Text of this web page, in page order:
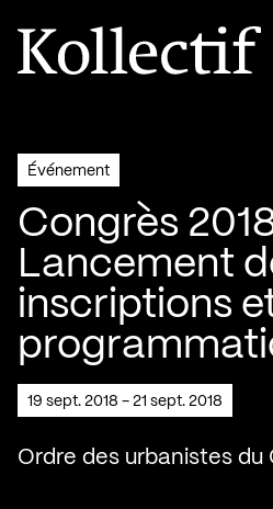
Aller à la page d'accueil
Logo Kollectif
Événement
Congrès 2018
Lancement
inscriptions
19 sept. 2018 - 21 sept. 2018
Ordre des urbanistes du